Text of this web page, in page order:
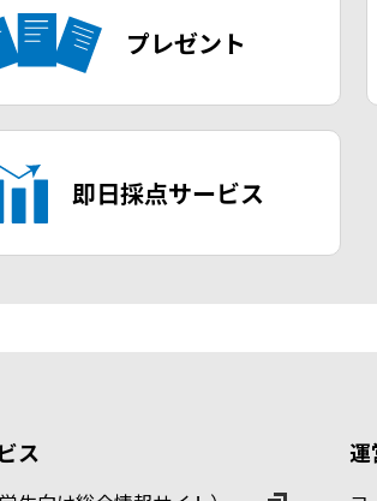
プレゼント
即日採点サービス
ス